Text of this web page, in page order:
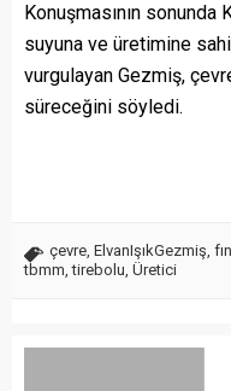
Konuşmasının sonunda
suyuna ve üretimine
vurgulayan Gezmiş,
süreceğini söyledi.
çevre, ElvanIşıkGezmiş,
tbmm,tirebolu, Üretici